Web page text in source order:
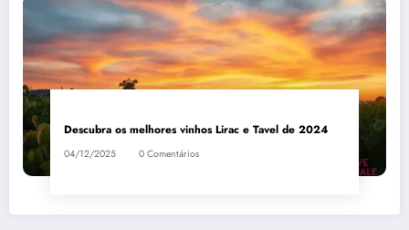
Descubra os melhores vinhos Lirac e Tavel de 2024
04/12/2025 0 Comentários